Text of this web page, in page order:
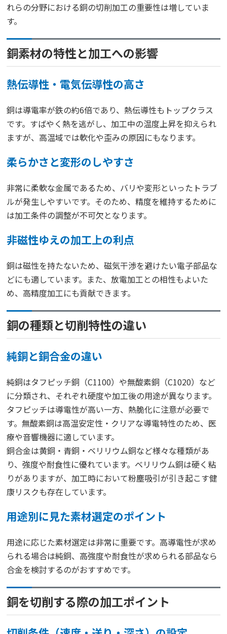
れらの分野における銅の切削加工の重要性は増していま
す。
銅素材の特性と加工への影響
熱伝導性・電気伝導性の高さ
銅は導電率が鉄の約6倍であり、熱伝導性もトップクラス
です。すばやく熱を逃がし、加工中の温度上昇を抑えられ
ますが、高温域では軟化や歪みの原因にもなります。
柔らかさと変形のしやすさ
非常に柔軟な金属であるため、バリや変形といったトラブ
ルが発生しやすいです。そのため、精度を維持するために
は加工条件の調整が不可欠となります。
非磁性ゆえの加工上の利点
銅は磁性を持たないため、磁気干渉を避けたい電子部品な
どにも適しています。また、放電加工との相性もよいた
め、高精度加工にも貢献できます。
銅の種類と切削特性の違い
純銅と銅合金の違い
純銅はタフピッチ銅（C1100）や無酸素銅（C1020）など
に分類され、それぞれ硬度や加工後の用途が異なります。
タフピッチは導電性が高い一方、熱脆化に注意が必要で
す。無酸素銅は高温安定性・クリアな導電特性のため、医
療や音響機器に適しています。
銅合金は黄銅・青銅・ベリリウム銅など様々な種類があ
り、強度や耐食性に優れています。ベリリウム銅は硬く粘
りがありますが、加工時において粉塵吸引が引き起こす健
康リスクも存在しています。
用途別に見た素材選定のポイント
用途に応じた素材選定は非常に重要です。高導電性が求め
られる場合は純銅、高強度や耐食性が求められる部品なら
合金を検討するのがおすすめです。
銅を切削する際の加工ポイント